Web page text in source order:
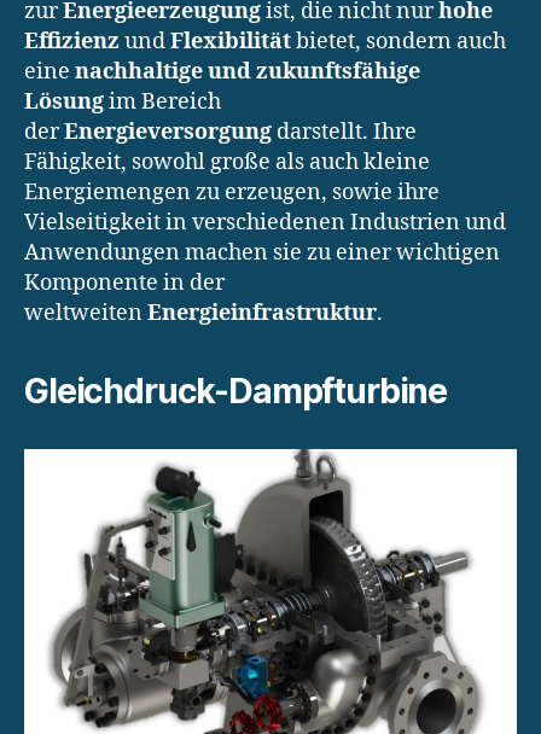
zurEnergieerzeugungist, die nicht nurhohe
Effizienz undFlexibilitätbietet, sondern auch
eine nachhaltige und zukunftsfähige
Lösungim Bereich
derEnergieversorgung darstellt. Ihre
Fähigkeit, sowohl große als auch kleine
Energiemengen zu erzeugen, sowie ihre
Vielseitigkeit in verschiedenen Industrien und
Anwendungen machen sie zu einer wichtigen
Komponente in der
weltweitenEnergieinfrastruktur.
Gleichdruck-Dampfturbine